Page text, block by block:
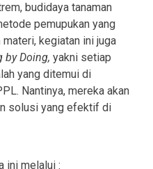
budidaya tanaman
pemupukan yang
kegiatan ini juga
by Doing, yakni setiap
yang ditemui di
Nantinya, mereka akan
solusi yang efektif di
ini melalui :